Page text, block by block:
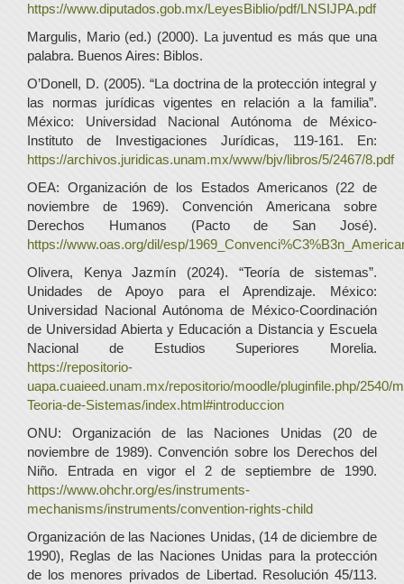
https://www.diputados.gob.mx/LeyesBiblio/pdf/LNSIJPA.pdf
Margulis, Mario (ed.) (2000). La juventud es más que una
palabra. Buenos Aires: Biblos.
O’Donell, D. (2005). “La doctrina de la protección integral y
las normas jurídicas vigentes en relación a la familia”.
México: Universidad Nacional Autónoma de México-
Instituto de Investigaciones Jurídicas, 119-161. En:
https://archivos.juridicas.unam.mx/www/bjv/libros/5/2467/8.pdf
OEA: Organización de los Estados Americanos (22 de
noviembre de 1969). Convención Americana sobre
Derechos Humanos (Pacto de San José).
https://www.oas.org/dil/esp/
Olivera, Kenya Jazmín (2024). “Teoría de sistemas”.
Unidades de Apoyo para el Aprendizaje. México:
Universidad Nacional Autónoma de México-Coordinación
de Universidad Abierta y Educación a Distancia y Escuela
Nacional de Estudios Superiores Morelia.
https://repositorio-
uapa.cuaieed.unam.mx/repositorio/moodle/pluginfile.php/2540/
Teoria-de-Sistemas/index.html#introduccion
ONU: Organización de las Naciones Unidas (20 de
noviembre de 1989). Convención sobre los Derechos del
Niño. Entrada en vigor el 2 de septiembre de 1990.
https://www.ohchr.org/es/instruments-
mechanisms/instruments/convention-rights-child
Organización de las Naciones Unidas, (14 de diciembre de
1990), Reglas de las Naciones Unidas para la protección
de los menores privados de Libertad. Resolución 45/113.